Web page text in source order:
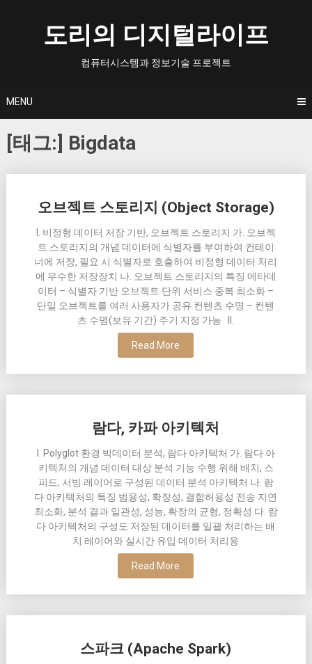
도리의 디지털라이프
컴퓨터시스템과 정보기술 프로젝트
MENU
[태그:] Bigdata
오브젝트 스토리지 (Object Storage)
I. 비정형 데이터 저장 기반, 오브젝트 스토리지 가. 오브젝
트 스토리지의 개념 데이터에 식별자를 부여하여 컨테이
너에 저장, 필요 시 식별자로 호출하여 비정형 데이터 처리
에 우수한 저장장치 나. 오브젝트 스토리지의 특징 메타데
이터 – 식별자 기반 오브젝트 단위 서비스 중복 최소화 –
단일 오브젝트를 여러 사용자가 공유 컨텐츠 수명 – 컨텐
츠 수명(보유 기간) 주기 지정 가능 II.
Read More
람다, 카파 아키텍처
I. Polyglot 환경 빅데이터 분석, 람다 아키텍처 가. 람다 아
키텍처의 개념 데이터 대상 분석 기능 수행 위해 배치, 스
피드, 서빙 레이어로 구성된 데이터 분석 아키텍처 나. 람
다 아키텍처의 특징 범용성, 확장성, 결함허용성 전송 지연
최소화, 분석 결과 일관성, 성능, 확장의 균형, 정확성 다. 람
다 아키텍처의 구성도 저장된 데이터를 일괄 처리하는 배
치 레이어와 실시간 유입 데이터 처리용
Read More
스파크 (Apache Spark)
navigation